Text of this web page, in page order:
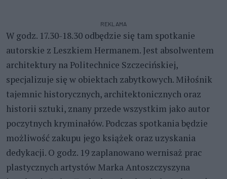
REKLAMA
W godz. 17.30-18.30 odbędzie się tam spotkanie
autorskie z Leszkiem Hermanem. Jest absolwentem
architektury na Politechnice Szczecińskiej,
specjalizuje się w obiektach zabytkowych. Miłośnik
tajemnic historycznych, architektonicznych oraz
historii sztuki, znany przede wszystkim jako autor
poczytnych kryminałów. Podczas spotkania będzie
możliwość zakupu jego książek oraz uzyskania
dedykacji. O godz. 19 zaplanowano wernisaż prac
plastycznych artystów Marka Antoszczyszyna